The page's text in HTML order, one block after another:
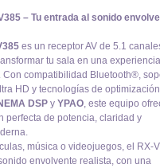
– Tu entrada al sonido
es un receptor AV de 5.1
tu sala en una experiencia
Con compatibilidad Bluetooth®,
HD y tecnologías de
DSP y YPAO , este equipo
perfecta de potencia, claridad y
música o videojuegos, el RX-
envolvente realista, con una